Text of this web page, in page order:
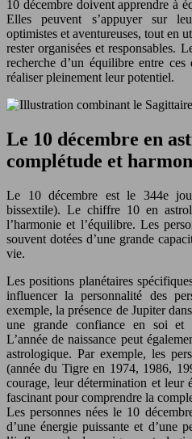
10 décembre doivent apprendre à
Elles peuvent s’appuyer sur
optimistes et aventureuses, tout en
rester organisées et responsables.
recherche d’un équilibre entre
réaliser pleinement leur potentiel.
Le 10 décembre en
complétude et
Le 10 décembre est le 344e
bissextile). Le chiffre 10 en
l’harmonie et l’équilibre. Les
souvent dotées d’une grande
vie.
Les positions planétaires
influencer la personnalité des
exemple, la présence de Jupiter
une grande confiance en soi et
L’année de naissance peut
astrologique. Par exemple, les
(année du Tigre en 1974, 1986,
courage, leur détermination et leur
fascinant pour comprendre la
Les personnes nées le 10
d’une énergie puissante et d’une